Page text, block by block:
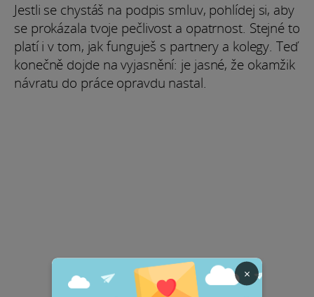
Jestli se chystáš na podpis smluv, pohlídej si, aby
se prokázala tvoje pečlivost a opatrnost. Stejné to
platí i v tom, jak funguješ s partnery a kolegy. Teď
konečně dojde na vyjasnění: je jasné, že okamžik
návratu do práce opravdu nastal.
×